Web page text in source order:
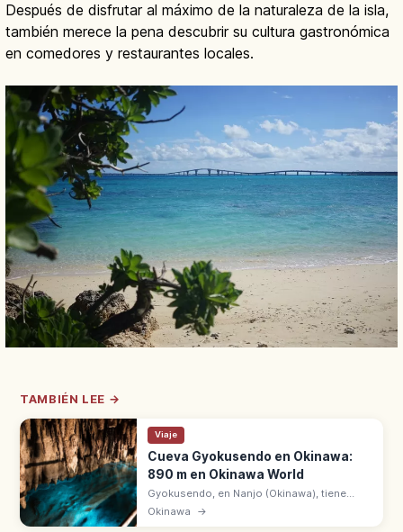
Después de disfrutar al máximo de la naturaleza de la isla,
también merece la pena descubrir su cultura gastronómica
en comedores y restaurantes locales.
TAMBIÉN LEE →
Viaje
Cueva Gyokusendo en Okinawa:
890 m en Okinawa World
Gyokusendo, en Nanjo (Okinawa), tiene
5.000 m de galerías con 890 m abiertos en
Okinawa →